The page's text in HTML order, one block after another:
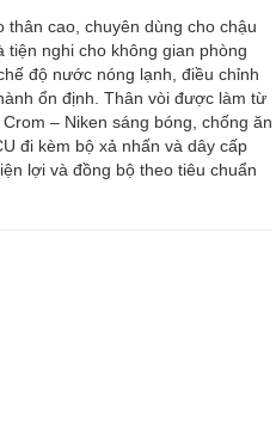
thân cao, chuyên dùng cho chậu
nghi cho không gian phòng
độ nước nóng lạnh, điều chỉnh
ổn định. Thân vòi được làm từ
– Niken sáng bóng, chống ăn
đi kèm bộ xả nhấn và dây cấp
lợi và đồng bộ theo tiêu chuẩn